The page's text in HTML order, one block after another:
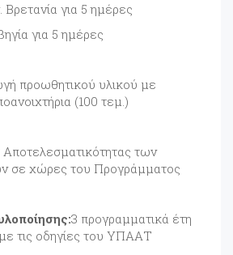
για 5 ημέρες
για 5 ημέρες
προωθητικού υλικού με
(100 τεμ.)
των
σε χώρες του Προγράμματος
3 προγραμματικά έτη
τις οδηγίες του ΥΠΑΑΤ